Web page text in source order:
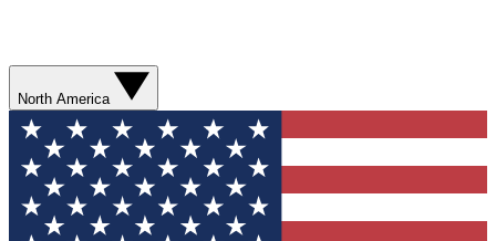
North America